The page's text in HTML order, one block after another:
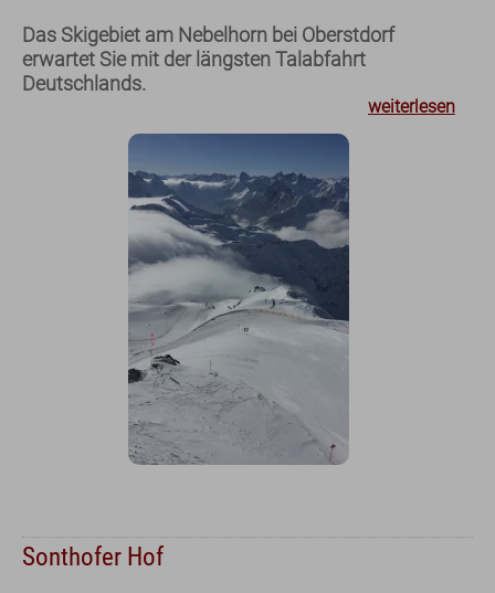
Das Skigebiet am Nebelhorn bei Oberstdorf
erwartet Sie mit der längsten Talabfahrt
Deutschlands.
weiterlesen
Sonthofer Hof